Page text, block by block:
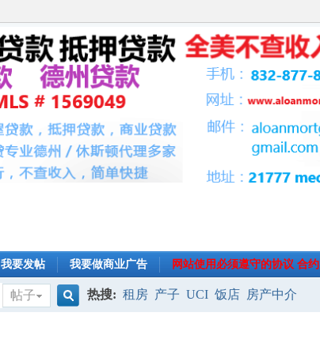
我要发帖 我要做商业广告 网站使用必须遵守的协议 合约
帖子
热搜: 租房 产子 UCI 饭店 房产中介